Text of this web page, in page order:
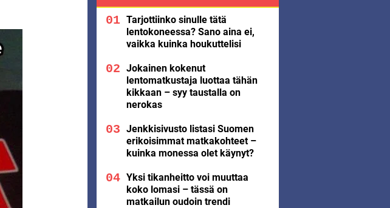
Tarjottiinko sinulle tätä
lentokoneessa? Sano aina ei,
vaikka kuinka houkuttelisi
Jokainen kokenut
lentomatkustaja luottaa tähän
kikkaan – syy taustalla on
nerokas
Jenkkisivusto listasi Suomen
erikoisimmat matkakohteet –
kuinka monessa olet käynyt?
Yksi tikanheitto voi muuttaa
koko lomasi – tässä on
matkailun oudoin trendi